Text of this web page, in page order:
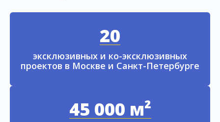
20
эксклюзивных и ко-эксклюзивных
проектов в Москве и Санкт-Петербурге
45 000 м²